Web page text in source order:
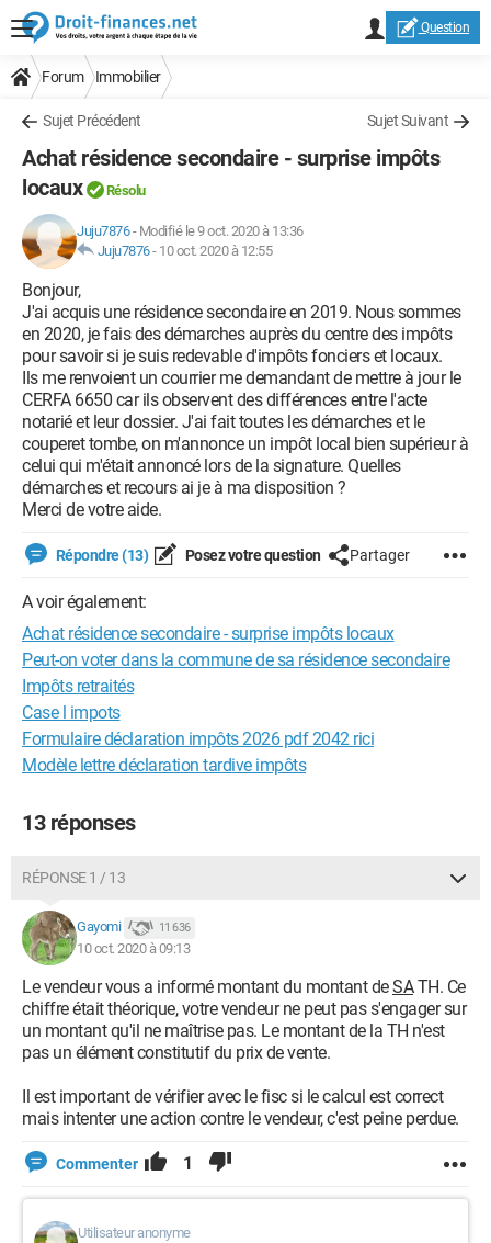
Question
Forum Immobilier
Sujet Précédent Sujet Suivant
Achat résidence secondaire - surprise impôts
locaux
Résolu
Juju7876- Modifié le 9 oct. 2020 à 13:36
Juju7876- 10 oct. 2020 à 12:55
Bonjour,
J'ai acquis une résidence secondaire en 2019. Nous sommes
en 2020, je fais des démarches auprès du centre des impôts
pour savoir si je suis redevable d'impôts fonciers et locaux.
Ils me renvoient un courrier me demandant de mettre à jour le
CERFA 6650 car ils observent des différences entre l'acte
notarié et leur dossier. J'ai fait toutes les démarches et le
couperet tombe, on m'annonce un impôt local bien supérieur à
celui qui m'était annoncé lors de la signature. Quelles
démarches et recours ai je à ma disposition ?
Merci de votre aide.
Répondre (13) Posez votre question Partager
A voir également:
Achat résidence secondaire - surprise impôts locaux
Peut-on voter dans la commune de sa résidence secondaire
Impôts retraités
Case l impots
Formulaire déclaration impôts 2026 pdf 2042 rici
Modèle lettre déclaration tardive impôts
13 réponses
RÉPONSE 1 / 13
Gayomi 11 636
10 oct. 2020 à 09:13
Le vendeur vous a informé montant du montant deSATH. Ce
chiffre était théorique, votre vendeur ne peut pas s'engager sur
un montant qu'il ne maîtrise pas. Le montant de la TH n'est
pas un élément constitutif du prix de vente.
Il est important de vérifier avec le fisc si le calcul est correct
mais intenter une action contre le vendeur, c'est peine perdue.
Commenter 1
Utilisateur anonyme